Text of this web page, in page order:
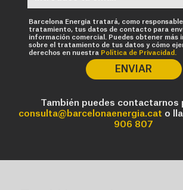
Barcelona Energia tratará, como responsable
tratamiento, tus datos de contacto para
información comercial. Puedes obtener más
sobre el tratamiento de tus datos y cómo
derechos en nuestra Política de Privacidad.
ENVIAR
También puedes contactarnos
consulta@barcelonaenergia.cat o
906 807